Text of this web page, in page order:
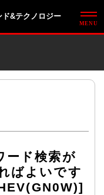
ド&テクノロジー
ード検索が
ばよいです